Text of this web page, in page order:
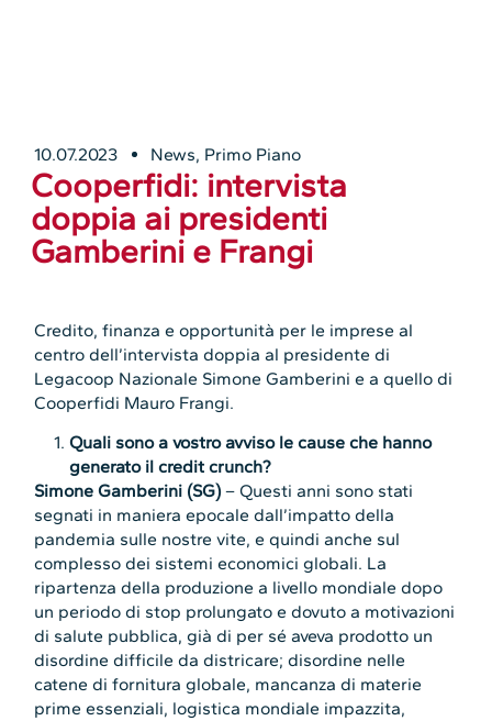
10.07.2023 News, Primo Piano
Cooperfidi: intervista
doppia ai presidenti
Gamberini e Frangi
Credito, finanza e opportunità per le imprese al
centro dell’intervista doppia al presidente di
Legacoop Nazionale Simone Gamberini e a quello di
Cooperfidi Mauro Frangi.
Quali sono a vostro avviso le cause che hanno
generato il credit crunch?
Simone Gamberini (SG)– Questi anni sono stati
segnati in maniera epocale dall’impatto della
pandemia sulle nostre vite, e quindi anche sul
complesso dei sistemi economici globali. La
ripartenza della produzione a livello mondiale dopo
un periodo di stop prolungato e dovuto a motivazioni
di salute pubblica, già di per sé aveva prodotto un
disordine difficile da districare; disordine nelle
catene di fornitura globale, mancanza di materie
prime essenziali, logistica mondiale impazzita,